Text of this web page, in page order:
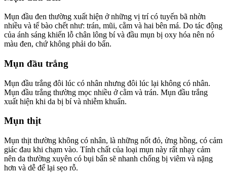
Mụn đầu đen thường xuất hiện ở những vị trí có tuyến bã nhờn
nhiều và tế bào chết như: trán, mũi, cằm và hai bên má. Do tác động
của ánh sáng khiến lỗ chân lông bí và đầu mụn bị oxy hóa nên nó
màu đen, chứ không phải do bẩn.
Mụn đầu trắng
Mụn đầu trắng đôi lúc có nhân nhưng đôi lúc lại không có nhân.
Mụn đầu trắng thường mọc nhiều ở cằm và trán. Mụn đầu trắng
xuất hiện khi da bị bí và nhiễm khuẩn.
Mụn thịt
Mụn thịt thường không có nhân, là những nốt đỏ, ửng hồng, có cảm
giác đau khi chạm vào. Tính chất của loại mụn này rất nhạy cảm
nên da thường xuyên có bụi bẩn sẽ nhanh chống bị viêm và nặng
hơn và dễ để lại sẹo rỗ.